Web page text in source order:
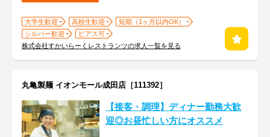
大学生歓迎 高校生歓迎
短期（1ヶ月以内OK）
シルバー歓迎
ピアス可
株式会社すかいらーくレストランツの求人一覧を見る
丸亀製麺 イオンモール成田店［111392］
【接客・調理】ディナー勤務大歓
迎◎お昼忙しい方にオススメ